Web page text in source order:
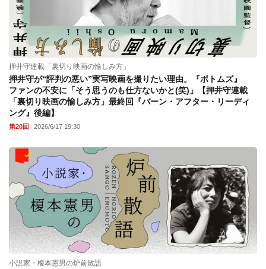
押井守連載「裏切り映画の愉しみ方」
押井守が“評判の悪い”実写映画を撮りたい理由。『ボトムズ』
ファンの不安に「そう思うのも仕方ないかと(笑)」【押井守連載
「裏切り映画の愉しみ方」最終回『バーン・アフター・リーディ
ング』後編】
第20回 2026/6/17 19:30
小説家・榎本憲男の炉前散語